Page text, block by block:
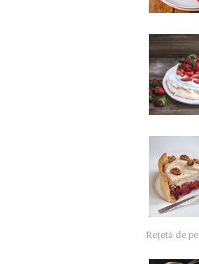
Reţetă de pe